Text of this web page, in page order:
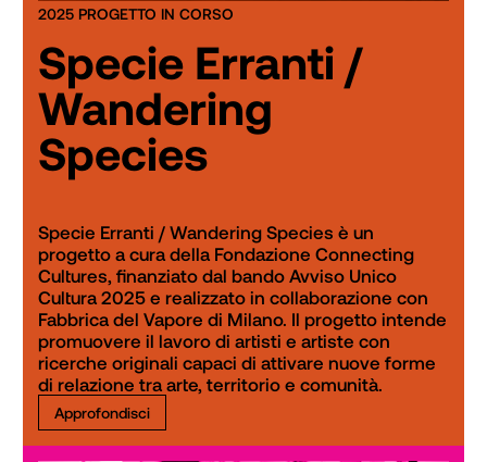
2025 PROGETTO IN CORSO
Specie Erranti /
Wandering
Species
Specie Erranti / Wandering Species è un
progetto a cura della Fondazione Connecting
Cultures, finanziato dal bando Avviso Unico
Cultura 2025 e realizzato in collaborazione con
Fabbrica del Vapore di Milano. Il progetto intende
promuovere il lavoro di artisti e artiste con
ricerche originali capaci di attivare nuove forme
di relazione tra arte, territorio e comunità.
Approfondisci